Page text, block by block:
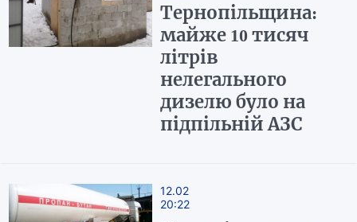
Тернопільщина:
майже 10 тисяч
літрів
нелегального
дизелю було на
підпільній АЗС
12.02
20:22